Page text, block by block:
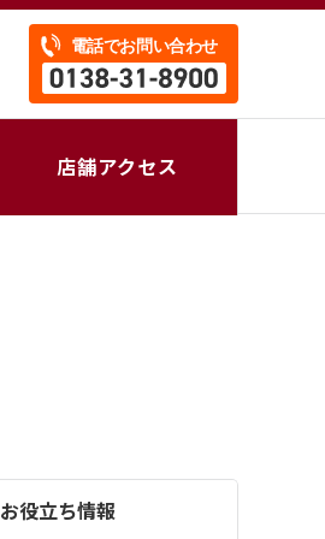
店舗アクセス
お役立ち情報